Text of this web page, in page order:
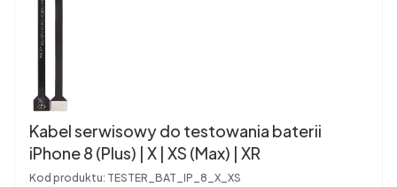
Kabel serwisowy do testowania baterii
iPhone 8 (Plus) | X | XS (Max) | XR
Kod produktu: TESTER_BAT_IP_8_X_XS